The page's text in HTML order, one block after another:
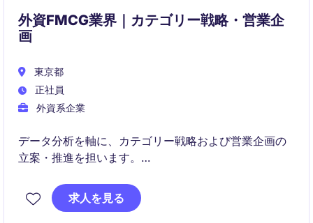
外資FMCG業界｜カテゴリー戦略・営業企
画
東京都
正社員
外資系企業
データ分析を軸に、カテゴリー戦略および営業企画の
立案・推進を担います。
社内外と連携し、販売戦略の最適化と成長機会の創出
に貢献します。
求人を見る